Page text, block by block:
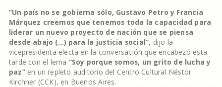
“Un país no se gobierna sólo, Gustavo Petro y Francia
Márquez creemos que tenemos toda la capacidad para
liderar un nuevo proyecto de nación que se piensa
desde abajo (…) para la justicia social”, dijo la
vicepresidenta electa en la conversación que encabezó esta
tarde con el lema “Soy porque somos, un grito de lucha y
paz” en un repleto auditorio del Centro Cultural Néstor
Kirchner (CCK), en Buenos Aires.